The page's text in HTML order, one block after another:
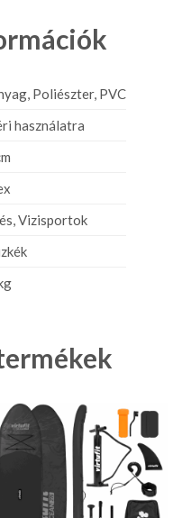
Poliészter, PVC
használatra
Vizisportok